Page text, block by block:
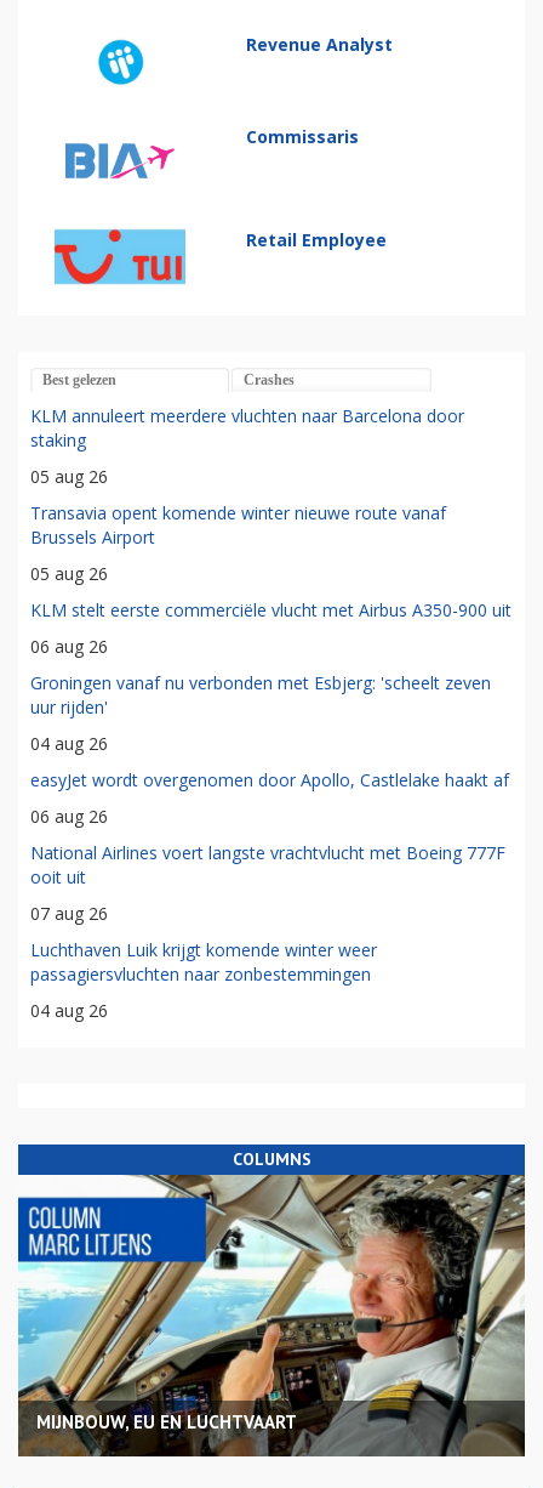
Revenue Analyst
Commissaris
Retail Employee
Best gelezen Crashes
KLM annuleert meerdere vluchten naar Barcelona door
staking
05 aug 26
Transavia opent komende winter nieuwe route vanaf
Brussels Airport
05 aug 26
KLM stelt eerste commerciële vlucht met Airbus A350-900 uit
06 aug 26
Groningen vanaf nu verbonden met Esbjerg: 'scheelt zeven
uur rijden'
04 aug 26
easyJet wordt overgenomen door Apollo, Castlelake haakt af
06 aug 26
National Airlines voert langste vrachtvlucht met Boeing 777F
ooit uit
07 aug 26
Luchthaven Luik krijgt komende winter weer
passagiersvluchten naar zonbestemmingen
04 aug 26
COLUMNS
MIJNBOUW, EU EN LUCHTVAART